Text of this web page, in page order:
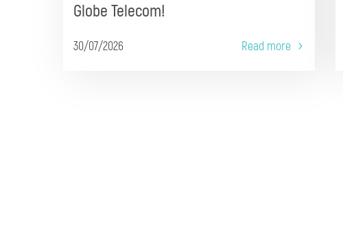
Globe Telecom!
30/07/2026 Read more